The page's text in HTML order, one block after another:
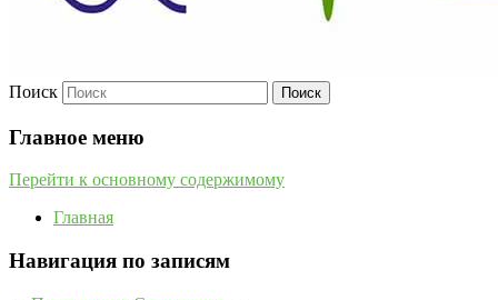
Поиск
Главное меню
Перейти к основному содержимому
Главная
Навигация по записям